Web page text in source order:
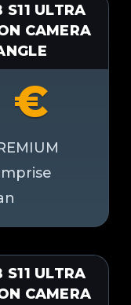
S11 ULTRA
CAMERA
€
S11 ULTRA
CAMERA